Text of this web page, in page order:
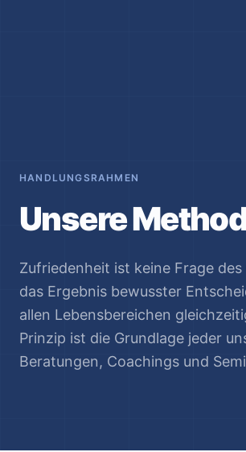
HANDLUNGSRAHMEN
Unsere
Zufriedenheit ist keine Frage des
das Ergebnis bewusster
allen Lebensbereichen
Prinzip ist die Grundlage jeder
Beratungen, Coachings und